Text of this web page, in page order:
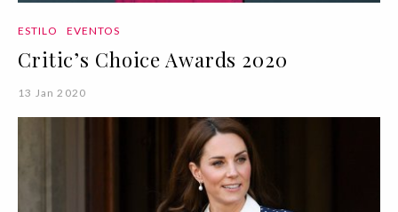
ESTILO EVENTOS
Critic’s Choice Awards 2020
13 Jan 2020